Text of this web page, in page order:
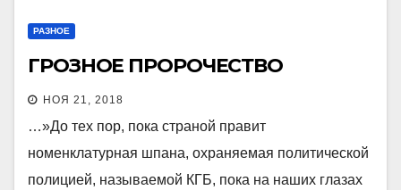
РАЗНОЕ
ГРОЗНОЕ ПРОРОЧЕСТВО
НОЯ 21, 2018
…»До тех пор, пока страной правит
номенклатурная шпана, охраняемая политической
полицией, называемой КГБ, пока на наших глазах